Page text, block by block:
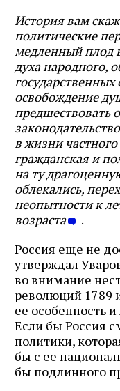
История вам
политические
медленный плод
духа народного,
освобождение
предшествовать
в жизни
гражданская и
на ту
облекались,
неопытности к
возраста
.
Россия еще не
утверждал
во внимание
революций 1789
ее особенность
Если бы Россия
политики,
бы с ее
бы подлинного